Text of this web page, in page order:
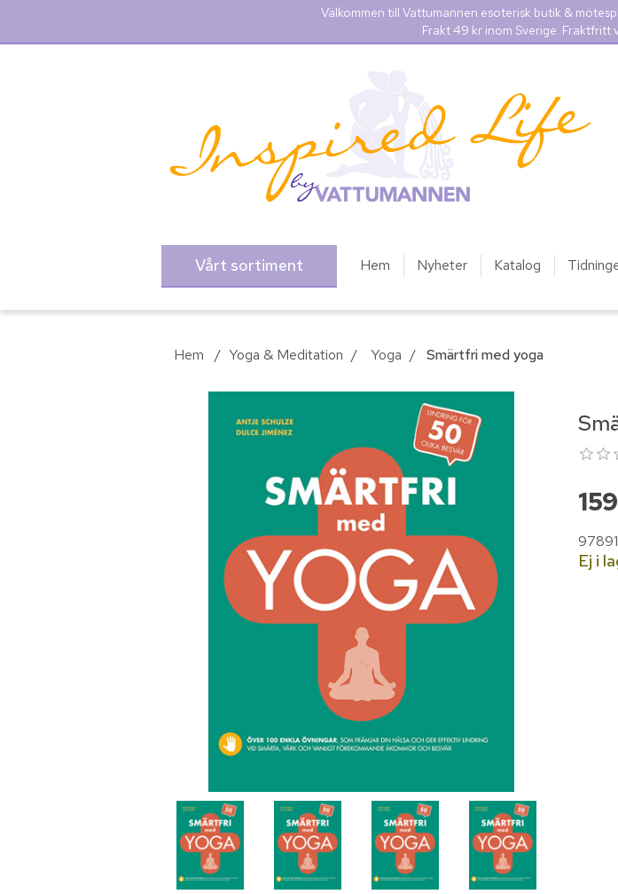
Välkommen till Vattumannen esoterisk butik &
Frakt 49 kr inom Sverige. Fraktfritt
Vårt sortiment Hem Nyheter Katalog
Hem / Yoga & Meditation / Yoga / Smärtfri med yoga
Ej i